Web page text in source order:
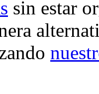
sin estar